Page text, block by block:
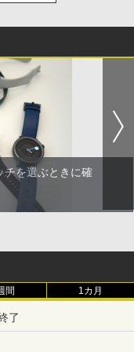
チを選ぶときに確
間 1カ月
了